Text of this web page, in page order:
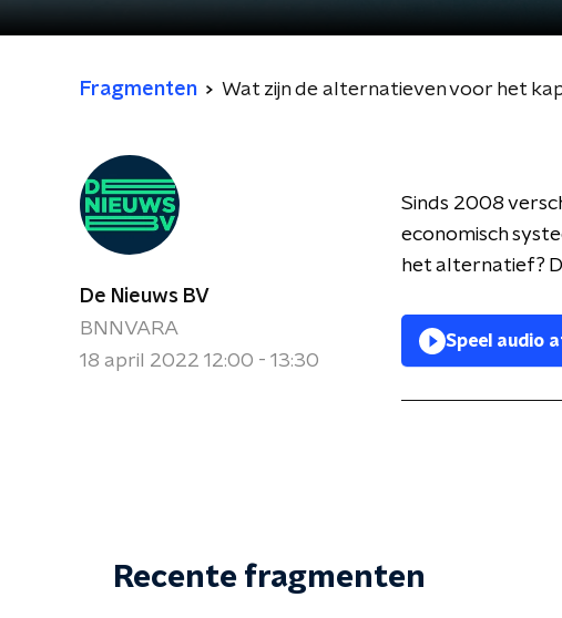
Fragmenten Wat zijn de alternatieven voor het
De Nieuws BV
BNNVARA
18 april 2022 12:00 - 13:30
Sinds 2008
economisch
het alternatief?
Speel audio
Recente fragmenten